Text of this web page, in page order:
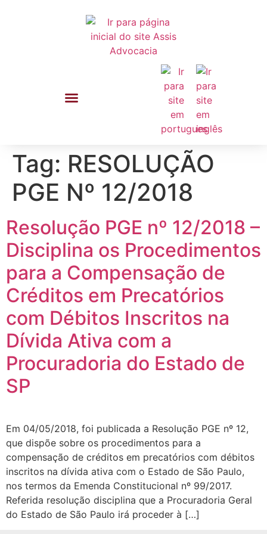
Tag: RESOLUÇÃO
PGE Nº 12/2018
Resolução PGE nº 12/2018 –
Disciplina os Procedimentos
para a Compensação de
Créditos em Precatórios
com Débitos Inscritos na
Dívida Ativa com a
Procuradoria do Estado de
SP
Em 04/05/2018, foi publicada a Resolução PGE nº 12,
que dispõe sobre os procedimentos para a
compensação de créditos em precatórios com débitos
inscritos na dívida ativa com o Estado de São Paulo,
nos termos da Emenda Constitucional nº 99/2017.
Referida resolução disciplina que a Procuradoria Geral
do Estado de São Paulo irá proceder à […]